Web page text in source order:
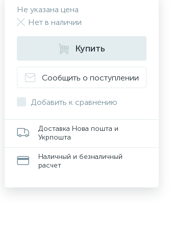
Не указана цена
Нет в наличии
Купить
Сообщить о поступлении
Добавить к сравнению
Доставка Нова пошта и
Укрпошта
Наличный и безналичный
расчет